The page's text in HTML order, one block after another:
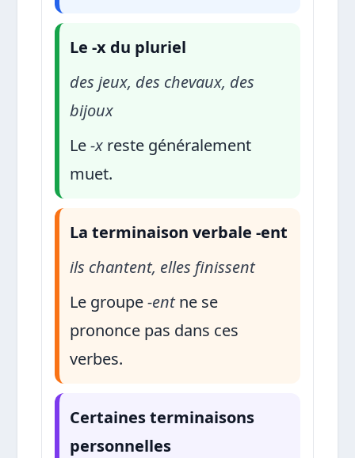
Le -x du pluriel
des jeux, des chevaux, des
bijoux
Le-x reste généralement
muet.
La terminaison verbale -ent
ils chantent, elles finissent
Le groupe-entne se
prononce pas dans ces
verbes.
Certaines terminaisons
personnelles